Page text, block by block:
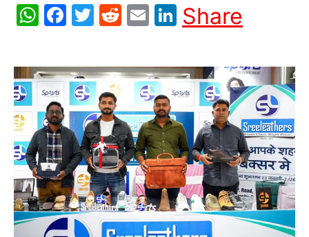
WhatsApp
Facebook
Twitter
Reddit
EmailLinkedIn
Share